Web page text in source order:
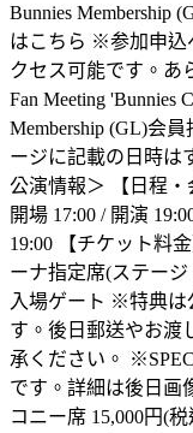
Bunnies Membership
はこちら ※参加申込
クセス可能です。あ
Fan Meeting 'Bunnies
Membership (GL)会
ージに記載の日時は
公演情報＞ 【日程・
開場 17:00 / 開演
19:00 【チケット料
ーナ指定席(ステー
入場ゲート ※特典は
す。後日郵送やお渡
承ください。
です。詳細は後日画
コニー席 15,000円(